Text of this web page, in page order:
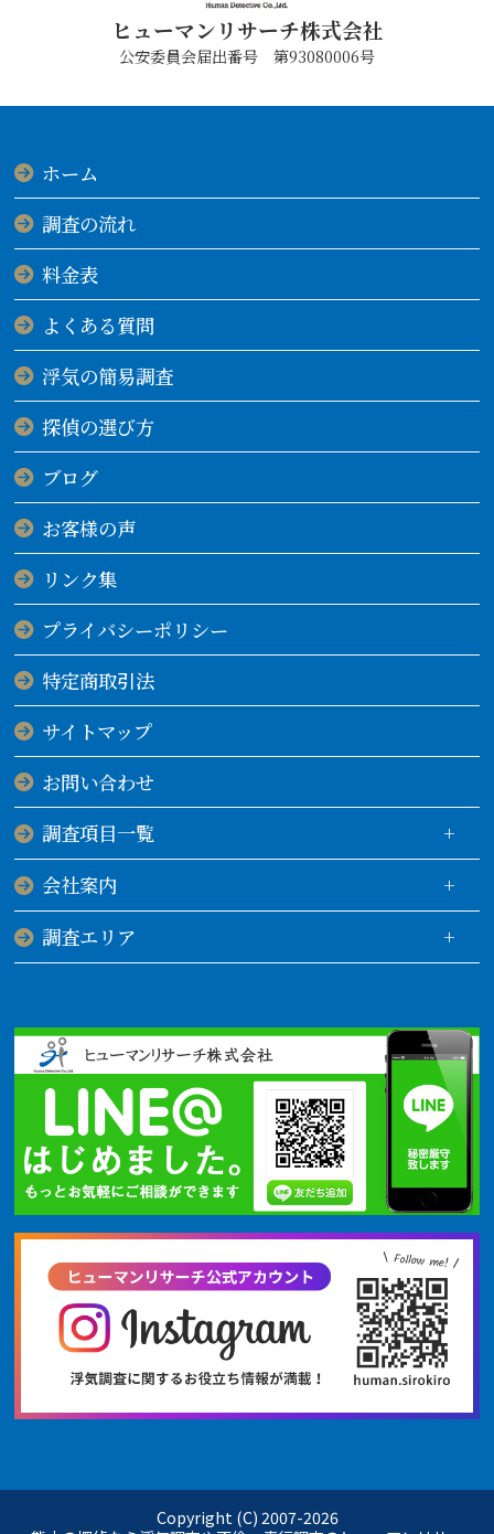
ヒューマンリサーチ株式会社
公安委員会届出番号 第93080006号
ホーム
調査の流れ
料金表
よくある質問
浮気の簡易調査
探偵の選び方
ブログ
お客様の声
リンク集
プライバシーポリシー
特定商取引法
サイトマップ
お問い合わせ
調査項目一覧
会社案内
調査エリア
Copyright (C) 2007-2026